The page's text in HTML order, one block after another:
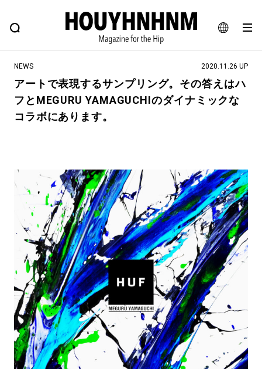
JA
EN
FEATURE BLOG SNAP
ヒップなファッション、カルチャー、ライフスタイルWEBマガジン
#注目のタグ
#NEW VINTAGE #マイナーグッド図鑑
#路地裏てぃーん。 #MONTHLY JOURNAL
#GH 銘品の所以 #フイナムのYouTube
#Commune H #FOCUS IT #AH.H
#ととけん #FASHION #MUSIC #MOVIE
#LIFESTYLE #SNEAKER #OUTDOOR
#SPORTS #HANDSOME HANDBOOK
NEWS 2020.11.26 UP
アートで表現するサンプリング。その答えはハ
フとMEGURU YAMAGUCHIのダイナミックな
コラボにあります。